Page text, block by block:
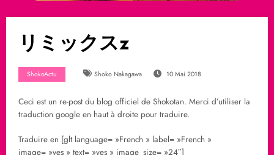
リミックスz
ShokoActu Shoko Nakagawa 10 Mai 2018
Ceci est un re-post du blog officiel de Shokotan. Merci d’utiliser la
traduction google en haut à droite pour traduire.
Traduire en [glt language= »French » label= »French »
image= »yes » text= »yes » image_size= »24″]